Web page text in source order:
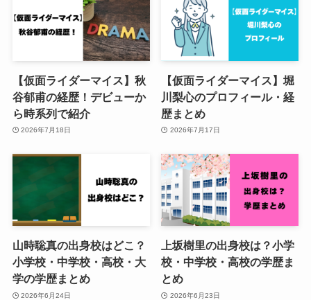
【仮面ライダーマイス】秋
谷郁甫の経歴！デビューか
ら時系列で紹介
2026年7月18日
【仮面ライダーマイス】堀
川梨心のプロフィール・経
歴まとめ
2026年7月17日
山時聡真の出身校はどこ？
小学校・中学校・高校・大
学の学歴まとめ
2026年6月24日
上坂樹里の出身校は？小学
校・中学校・高校の学歴ま
とめ
2026年6月23日